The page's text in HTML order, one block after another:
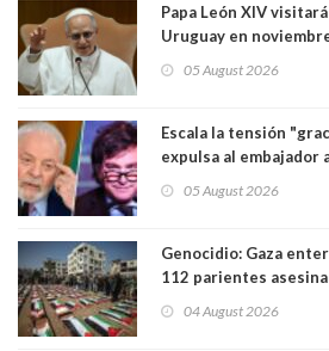
Papa León XIV
Uruguay en
05 August 2026
Escala la tensión
expulsa al embajador
trasandino
05 August 2026
Genocidio: Gaza
112 parientes
muertos figuran 44
04 August 2026